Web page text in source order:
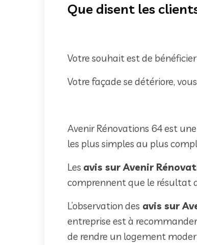
Que disent les
Votre souhait est de
Votre façade se détériore,
Avenir Rénovations 64 est
les plus simples au plus
Les avis sur Avenir
comprennent que le résultat
L’observation des avis sur
entreprise est à
de rendre un logement